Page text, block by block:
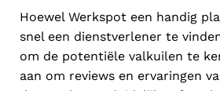
Hoewel Werkspot een handig
snel een dienstverlener te
om de potentiële valkuilen te
aan om reviews en ervaringen